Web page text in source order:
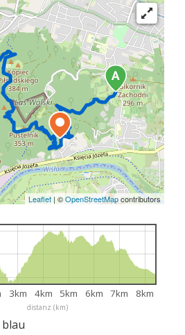
Leaflet | ©OpenStreetMapcontributors
distanz (km)
3km 4km 5km 6km 7km 8km
blau